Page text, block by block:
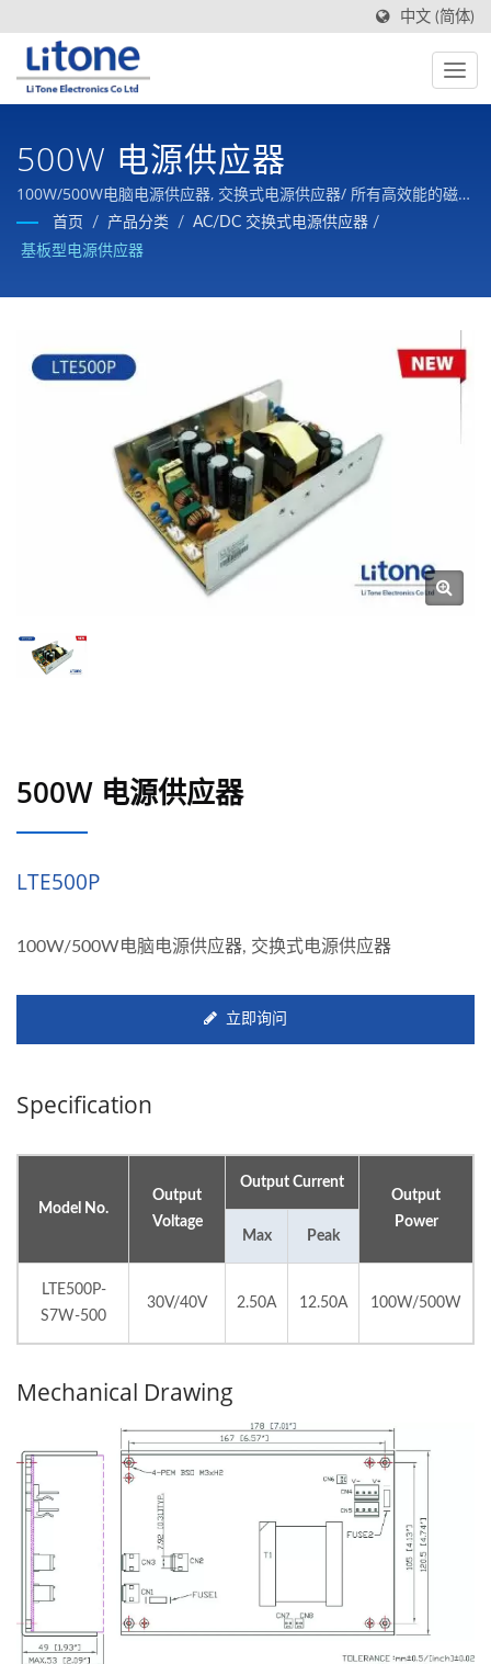
中文 (简体)
500W 电源供应器
100W/500W电脑电源供应器, 交换式电源供应器/ 所有高效能的磁性
元件和交换式电源一条龙生产，品质有保证，价格有竞争力。
首页 / 产品分类 / AC/DC 交换式电源供应器 /
基板型电源供应器
500W 电源供应器
LTE500P
100W/500W电脑电源供应器, 交换式电源供应器
立即询问
Specification
Model No.
Output
Voltage
Output Current
Output
Power
Max
Peak
LTE500P-
S7W-500
30V/40V 2.50A 12.50A 100W/500W
Mechanical Drawing